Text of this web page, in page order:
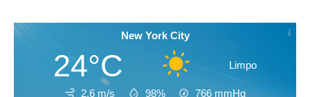
New York City
24°C Limpo
2.6 m/s 98% 766 mmHg